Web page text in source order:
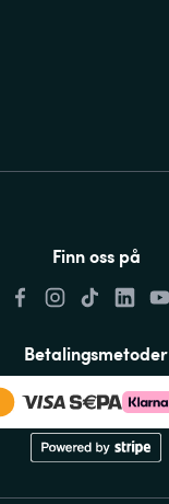
Finn oss på
Betalingsmetoder